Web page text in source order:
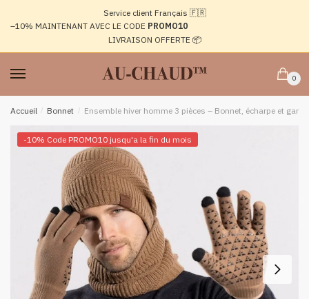
navigation
Service client Français 🇫🇷
–10% MAINTENANT AVEC LE CODE PROMO10
LIVRAISON OFFERTE 📦
0
Accueil / Bonnet / Ensemble hiver homme 3 pièces – Bonnet, écharpe et
-10% Code PROMO10 jusqu'a la fin du mois